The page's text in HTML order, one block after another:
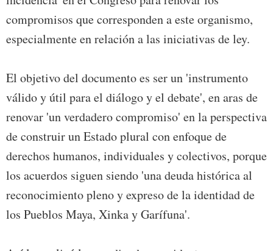
compromisos que corresponden a este organismo,
especialmente en relación a las iniciativas de ley.
El objetivo del documento es ser un 'instrumento
válido y útil para el diálogo y el debate', en aras de
renovar 'un verdadero compromiso' en la perspectiva
de construir un Estado plural con enfoque de
derechos humanos, individuales y colectivos, porque
los acuerdos siguen siendo 'una deuda histórica al
reconocimiento pleno y expreso de la identidad de
los Pueblos Maya, Xinka y Garífuna'.